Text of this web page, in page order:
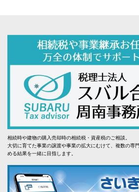
相続時や建物の購入売却時の相続税・資産税のご相談。
大切に育てた事業の譲渡や事業の拡大にむけて、複数の専
める結果を一緒に目指します。